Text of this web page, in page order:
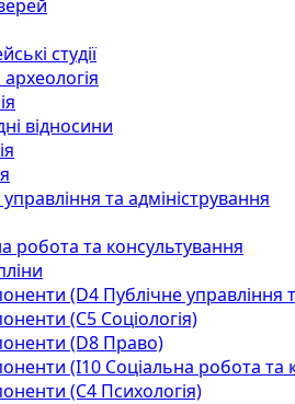
студії
археологія
відносини
та адміністрування
робота та консультування
(D4 Публічне управління
(С5 Соціологія)
(D8 Право)
(I10 Соціальна робота та
(С4 Психологія)